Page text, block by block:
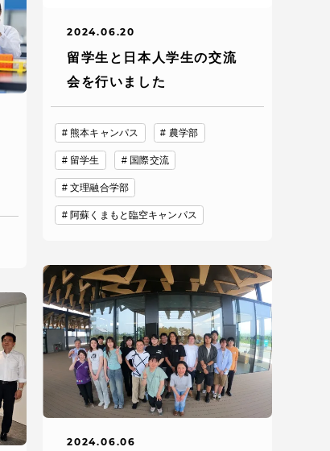
2024.06.20
留学生と日本人学生の交流
会を行いました
熊本キャンパス 農学部
留学生 国際交流
文理融合学部
阿蘇くまもと臨空キャンパス
2024.06.06
各種情報・お問い合わせ
サイトマップ
サイト閲覧環境
プライバシーポリシー
お問い合わせ
情報の公表
本学教職員向け情報